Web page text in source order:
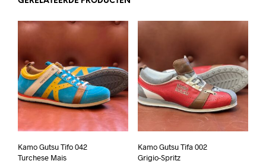
Kamo Gutsu Tifo 042
Turchese Mais
Kamo Gutsu Tifa 002
Grigio-Spritz